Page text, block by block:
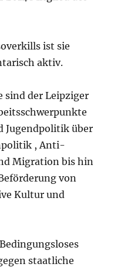
ist sie
aktiv.
sind der Leipziger
Jugendpolitik über
, Anti-
Migration bis hin
von
Kultur und
staatliche